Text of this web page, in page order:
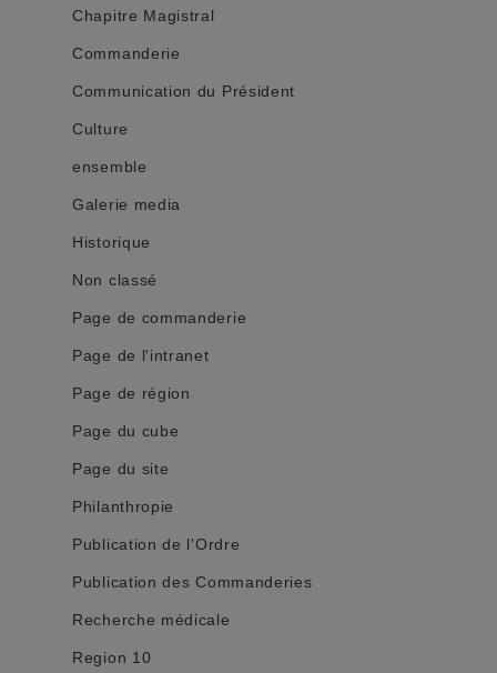
Chapitre Magistral
Commanderie
Communication du Président
Culture
ensemble
Galerie media
Historique
Non classé
Page de commanderie
Page de l'intranet
Page de région
Page du cube
Page du site
Philanthropie
Publication de l'Ordre
Publication des Commanderies
Recherche médicale
Region 10